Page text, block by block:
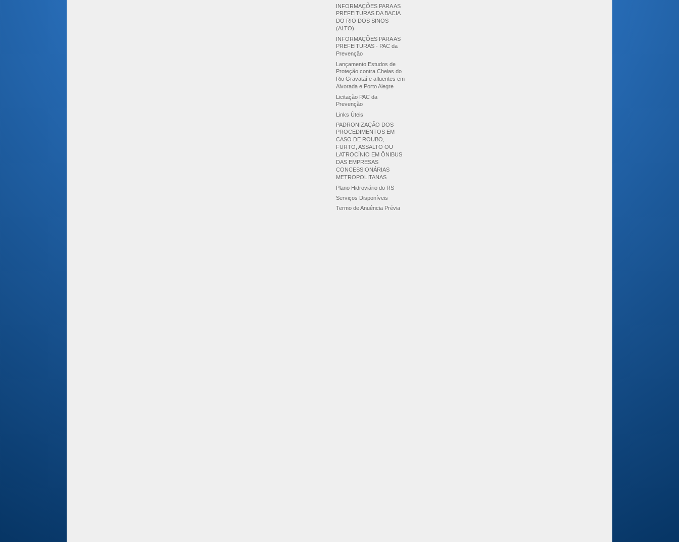
INFORMAÇÕES PARA AS
PREFEITURAS DA BACIA
DO RIO DOS SINOS
(ALTO)
INFORMAÇÕES PARA AS
PREFEITURAS - PAC da
Prevenção
Lançamento Estudos de
Proteção contra Cheias do
Rio Gravataí e afluentes em
Alvorada e Porto Alegre
Licitação PAC da
Prevenção
Links Úteis
PADRONIZAÇÃO DOS
PROCEDIMENTOS EM
CASO DE ROUBO,
FURTO, ASSALTO OU
LATROCÍNIO EM ÔNIBUS
DAS EMPRESAS
CONCESSIONÁRIAS
METROPOLITANAS
Plano Hidroviário do RS
Serviços Disponíveis
Termo de Anuência Prévia